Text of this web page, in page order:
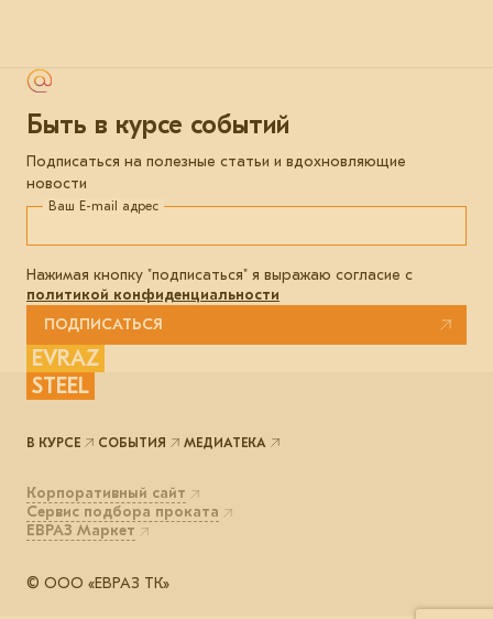
Быть в курсе событий
Подписаться на полезные статьи и вдохновляющие
новости
Ваш E-mail адрес
Нажимая кнопку "подписаться" я выражаю согласие с
политикой конфиденциальности
ПОДПИСАТЬСЯ
EVRAZ
STEEL
© ООО «ЕВРАЗ ТК»
Корпоративный сайт
Сервис подбора проката
ЕВРАЗ Маркет
В КУРСЕ СОБЫТИЯ МЕДИАТЕКА